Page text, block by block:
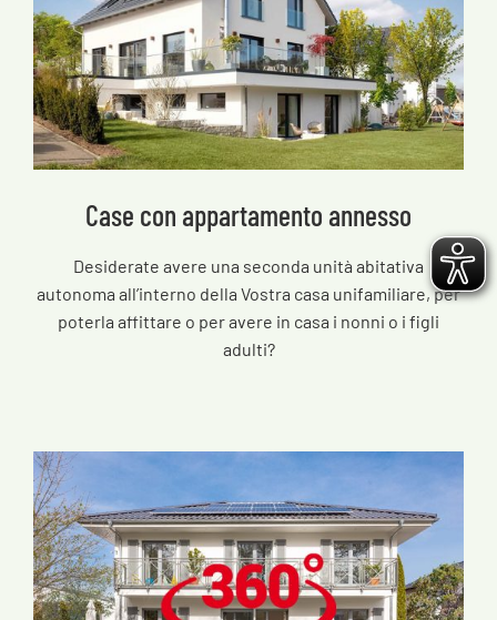
Case con appartamento annesso
Desiderate avere una seconda unità abitativa
autonoma all’interno della Vostra casa unifamiliare, per
poterla affittare o per avere in casa i nonni o i figli
adulti?